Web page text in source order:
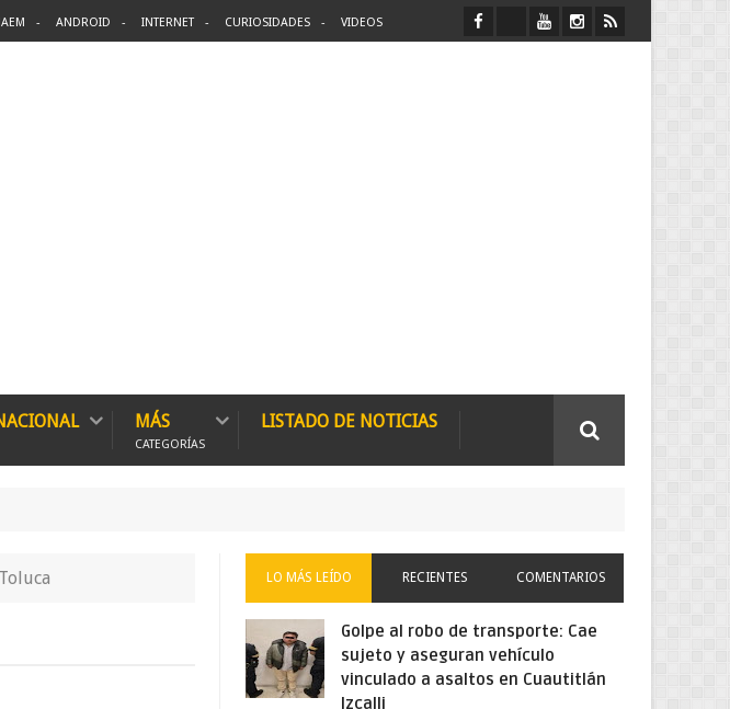
ANDROID INTERNET CURIOSIDADES VIDEOS
MÁS
CATEGORÍAS
LISTADO DE NOTICIAS
LO MÁS LEÍDO RECIENTES COMENTARIOS
Golpe al robo de transporte: Cae
sujeto y aseguran vehículo
vinculado a asaltos en Cuautitlán
Izcalli